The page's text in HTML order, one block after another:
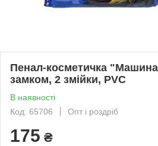
Пенал-косметичка
замком, 2 змійки, PVC
В наявності
Код: 65706
Опт і роздріб
175 ₴